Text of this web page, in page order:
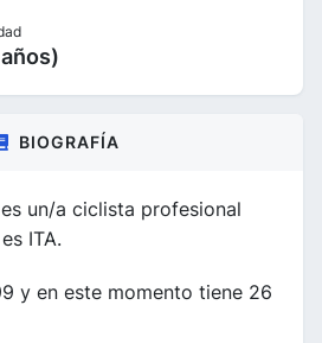
BIOGRAFÍA
es un/a ciclista profesional
ITA.
y en este momento tiene 26